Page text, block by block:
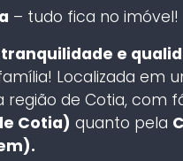
– tudo fica no imóvel!
e
Localizada em
região de Cotia, com
Cotia) quanto pela